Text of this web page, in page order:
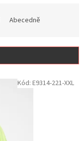
Abecedně
Kód: E9314-221-XXL